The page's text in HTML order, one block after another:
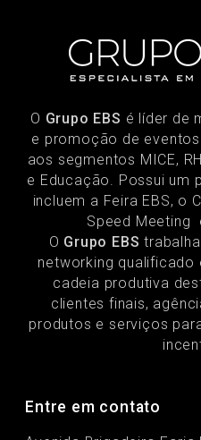
O Grupo EBS é líder de
e promoção de
aos segmentos MICE,
e Educação. Possui um
incluem a Feira EBS, o
Speed Meeting
O Grupo EBS
networking
cadeia produtiva
clientes finais,
produtos e serviços
Entre em contato